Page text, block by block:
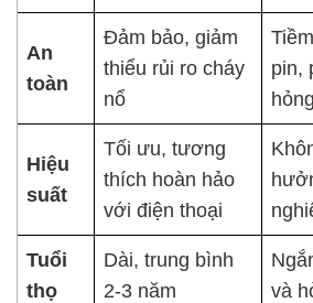
An
toàn
Đảm bảo, giảm
thiểu rủi ro cháy
nổ
pin,
Hiệu
suất
Tối ưu, tương
thích hoàn hảo
với điện thoại
Tuổi
thọ
Dài, trung bình
2-3 năm
và